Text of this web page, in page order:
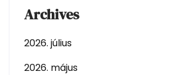
Archives
2026. július
2026. május